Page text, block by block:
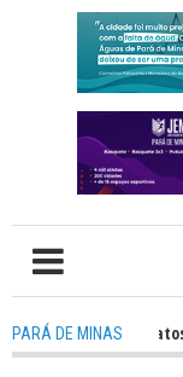
PARÁ DE MINAS
O que candidatos e